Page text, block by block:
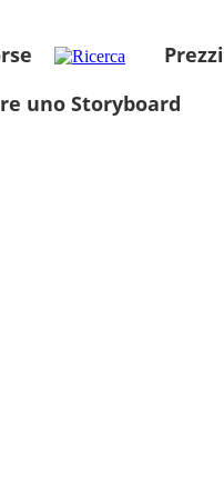
Prezzi
uno Storyboard